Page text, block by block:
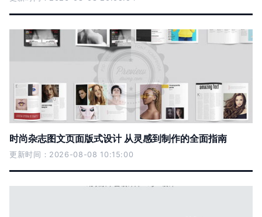
时尚杂志图文页面版式设计 从灵感到制作的全面指南
更新时间：2026-08-08 10:15:00